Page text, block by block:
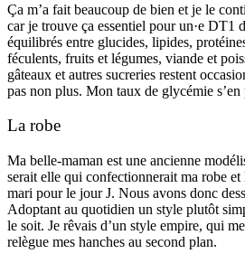
Ça m’a fait beaucoup de bien et je le
car je trouve ça essentiel pour un·e DT1
équilibrés entre glucides, lipides,
féculents, fruits et légumes, viande et
gâteaux et autres sucreries restent
pas non plus. Mon taux de glycémie
La robe
Ma belle-maman est une ancienne
serait elle qui confectionnerait ma robe
mari pour le jour J. Nous avons donc
Adoptant au quotidien un style plutôt
le soit. Je rêvais d’un style empire, qui
relègue mes hanches au second plan.